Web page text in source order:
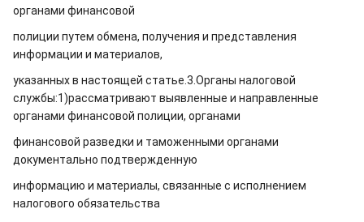
органами финансовой
полиции путем обмена, получения и представления
информации и материалов,
указанных в настоящей статье. 3.Органы налоговой
службы:1)рассматривают выявленные и направленные
органами финансовой полиции, органами
финансовой разведки и таможенными органами
документально подтвержденную
информацию и материалы, связанные с исполнением
налогового обязательства